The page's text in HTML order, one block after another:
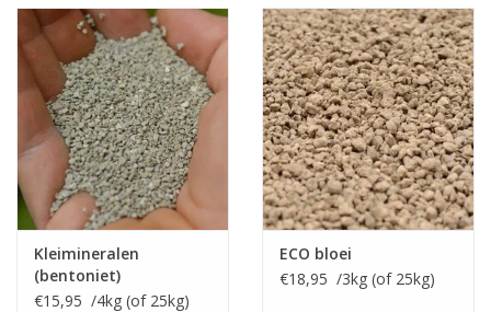
Kleimineralen
(bentoniet)
€15,95 /4kg (of 25kg)
ECO bloei
€18,95 /3kg (of 25kg)